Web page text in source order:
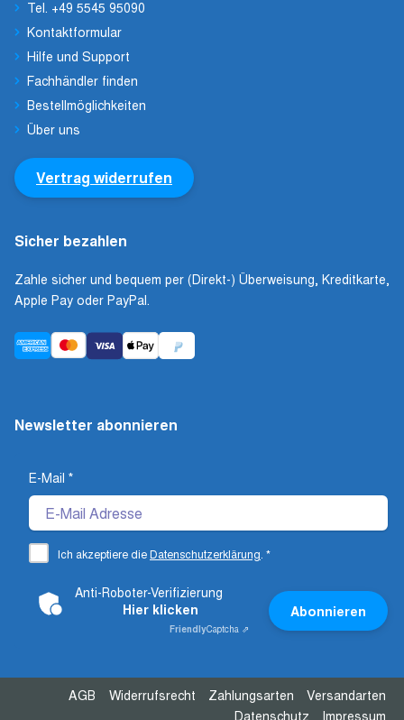
Tel. +49 5545 95090
Kontaktformular
Hilfe und Support
Fachhändler finden
Bestellmöglichkeiten
Über uns
Vertrag widerrufen
Sicher bezahlen
Zahle sicher und bequem per (Direkt-) Überweisung, Kreditkarte,
Apple Pay oder PayPal.
Newsletter abonnieren
E-Mail *
Ich akzeptiere dieDatenschutzerklärung *
Anti-Roboter-Verifizierung
Hier klicken
FriendlyCaptcha ⇗
Abonnieren
AGB Widerrufsrecht Zahlungsarten
Versandarten
Datenschutz
Impressum